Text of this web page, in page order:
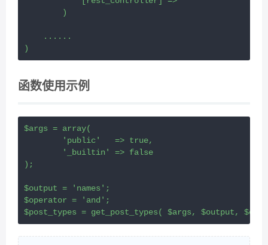
        )
    ......
)
函数使用示例
$args = array(
);
$output = 'names';
$operator = 'and';
$post_types = get_post_types( $args, $output,